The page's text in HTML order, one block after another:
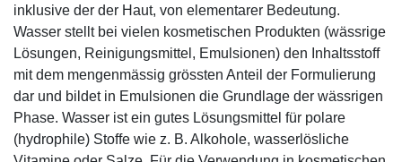
inklusive der der Haut, von elementarer Bedeutung.
Wasser stellt bei vielen kosmetischen Produkten (wässrige
Lösungen, Reinigungsmittel, Emulsionen) den Inhaltsstoff
mit dem mengenmässig grössten Anteil der Formulierung
dar und bildet in Emulsionen die Grundlage der wässrigen
Phase. Wasser ist ein gutes Lösungsmittel für polare
(hydrophile) Stoffe wie z. B. Alkohole, wasserlösliche